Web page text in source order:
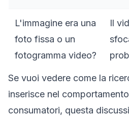
L'immagine era una
foto fissa o un
fotogramma video?
Il
Se vuoi vedere come la
inserisce nel
consumatori, questa